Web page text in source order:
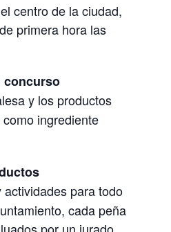
centro de la ciudad,
primera hora las
concurso
y los productos
ingrediente
para todo
cada peña
por un jurado